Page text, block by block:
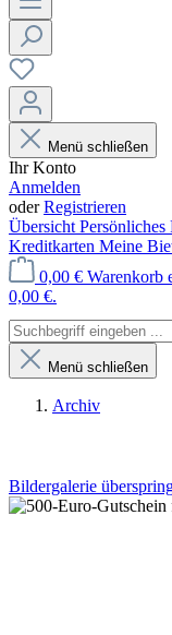
Menü schließen
Ihr Konto
Anmelden
oderRegistrieren
Übersicht Persönliches
Kreditkarten Meine
0,00 € Warenkorb
0,00 €.
Menü schließen
Archiv
Bildergalerie